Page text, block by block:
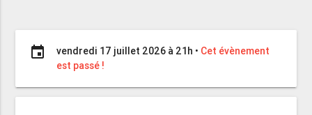
event vendredi 17 juillet 2026 à 21h • Cet évènement
est passé !